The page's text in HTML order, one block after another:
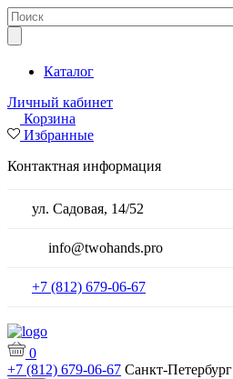
Каталог
Личный кабинет
Корзина
Избранные
Контактная информация
ул. Садовая, 14/52
info@twohands.pro
+7 (812) 679-06-67
0
+7 (812) 679-06-67 Санкт-Петербург